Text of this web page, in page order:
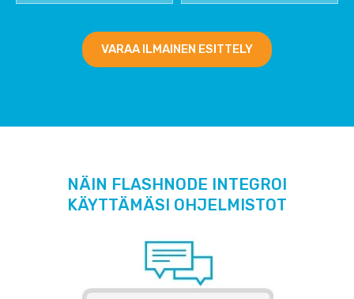
VARAA ILMAINEN ESITTELY
NÄIN FLASHNODE INTEGROI
KÄYTTÄMÄSI OHJELMISTOT